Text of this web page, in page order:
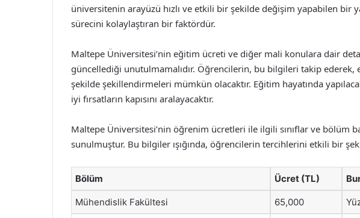
üniversitenin arayüzü hızlı ve etkili bir şekilde değişim yapabilen bir
sürecini kolaylaştıran bir faktördür.
Maltepe Üniversitesi’nin eğitim ücreti ve diğer mali konulara dair
güncellediği unutulmamalıdır. Öğrencilerin, bu bilgileri takip ederek,
şekilde şekillendirmeleri mümkün olacaktır. Eğitim hayatında
iyi fırsatların kapısını aralayacaktır.
Maltepe Üniversitesi’nin öğrenim ücretleri ile ilgili sınıflar ve bölüm
sunulmuştur. Bu bilgiler ışığında, öğrencilerin tercihlerini etkili bir
Bölüm Ücret (TL)
Mühendislik Fakültesi 65,000